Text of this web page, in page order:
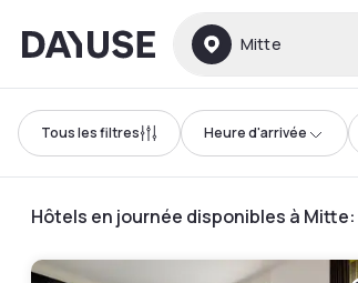
Dayuse Mitte
Tous les filtres Heure d'arrivée
Hôtels en journée disponibles à Mitte: